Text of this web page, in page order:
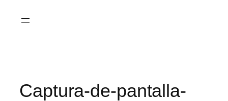
Captura-de-pantalla-